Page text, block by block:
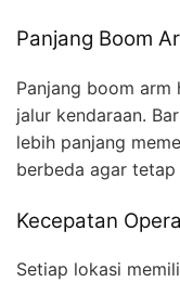
Panjang Boom
Panjang boom arm
jalur kendaraan.
lebih panjang
berbeda agar
Kecepatan
Setiap lokasi